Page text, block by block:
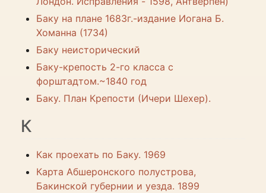
Баку на плане 1683г.-издание Иогана Б.
Хоманна (1734)
Баку неисторический
Баку-крепость 2-го класса с
форштадтом.~1840 год
Баку. План Крепости (Ичери Шехер).
К
Как проехать по Баку. 1969
Карта Абшеронского полустрова,
Бакинской губернии и уезда. 1899